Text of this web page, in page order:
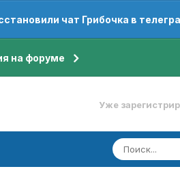
чат Грибочка в
на форуме
Уже